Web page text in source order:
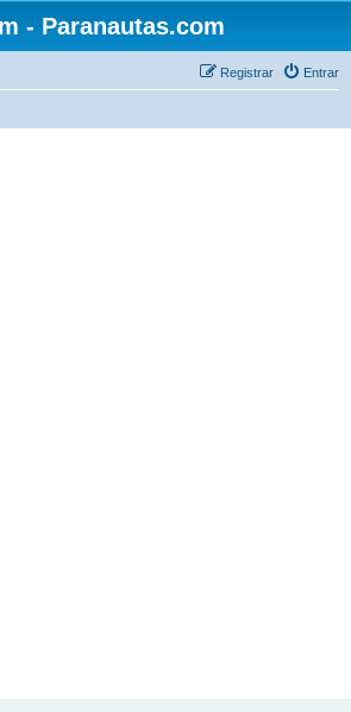
- Paranautas.com
Entrar
Registrar